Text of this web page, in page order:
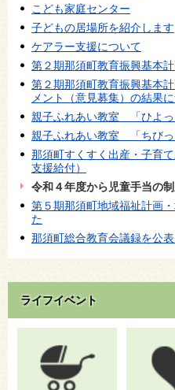
こども家庭センター
子どもの居場所を紹介します
ケアラー支援について
第２期那須町教育振興基本
第２期那須町教育振興基本
メント（意見募集）の結果
親子ふれあい教室 「ひよっ
親子ふれあい教室 「ちびっ
那須町すくすく出産・子育
支援給付）
令和４年度から児童手当の
第５期那須町地域福祉計画
た
那須町総合教育会議録を公
ライフイベント